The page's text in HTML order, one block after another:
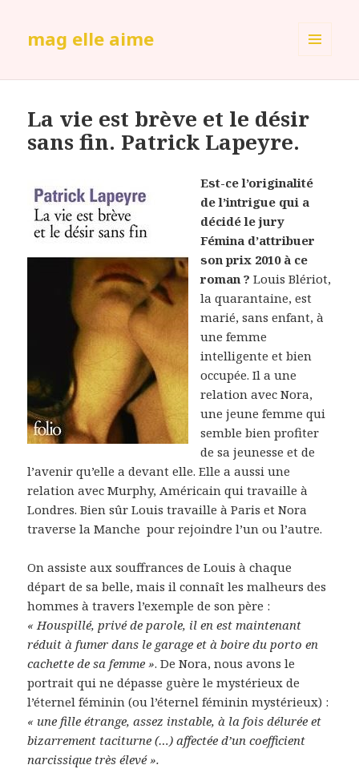
mag elle aime
La vie est brève et le désir
sans fin. Patrick Lapeyre.
Est-ce l’originalité
de l’intrigue qui a
décidé le jury
Fémina d’attribuer
son prix 2010 à ce
roman ? Louis Blériot,
la quarantaine, est
marié, sans enfant, à
une femme
intelligente et bien
occupée. Il a une
relation avec Nora,
une jeune femme qui
semble bien profiter
de sa jeunesse et de
l’avenir qu’elle a devant elle. Elle a aussi une
relation avec Murphy, Américain qui travaille à
Londres. Bien sûr Louis travaille à Paris et Nora
traverse la Manche pour rejoindre l’un ou l’autre.
On assiste aux souffrances de Louis à chaque
départ de sa belle, mais il connaît les malheurs des
hommes à travers l’exemple de son père :
« Houspillé, privé de parole, il en est maintenant
réduit à fumer dans le garage et à boire du porto en
cachette de sa femme ». De Nora, nous avons le
portrait qui ne dépasse guère le mystérieux de
l’éternel féminin (ou l’éternel féminin mystérieux) :
« une fille étrange, assez instable, à la fois délurée et
bizarrement taciturne (…) affectée d’un coefficient
narcissique très élevé ».